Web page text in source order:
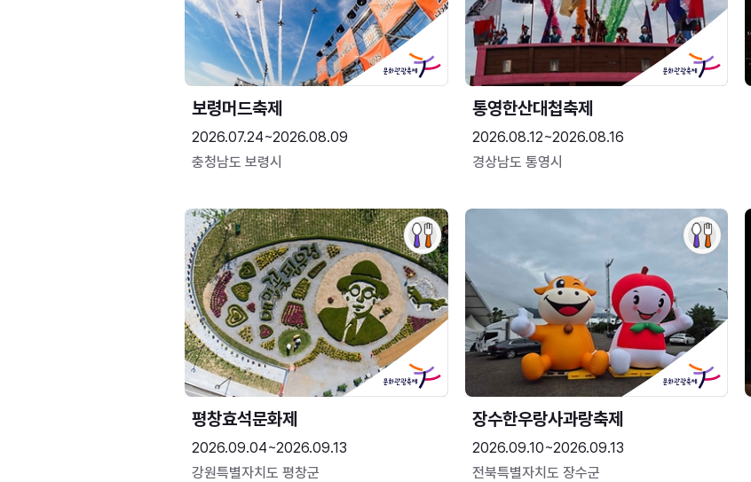
보령머드축제
2026.07.24~2026.08.09
충청남도 보령시
통영한산대첩축제
2026.08.12~2026.08.16
경상남도 통영시
평창효석문화제
2026.09.04~2026.09.13
강원특별자치도 평창군
장수한우랑사과랑축제
2026.09.10~2026.09.13
전북특별자치도 장수군